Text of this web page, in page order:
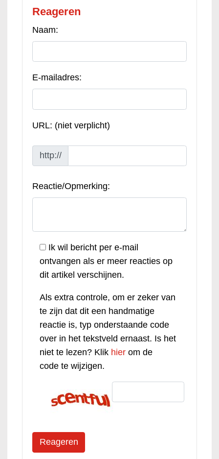
Reageren
Naam:
E-mailadres:
URL: (niet verplicht)
http://
Reactie/Opmerking:
Ik wil bericht per e-mail
ontvangen als er meer reacties op
dit artikel verschijnen.
Als extra controle, om er zeker van
te zijn dat dit een handmatige
reactie is, typ onderstaande code
over in het tekstveld ernaast. Is het
niet te lezen? Klik hier om de
code te wijzigen.